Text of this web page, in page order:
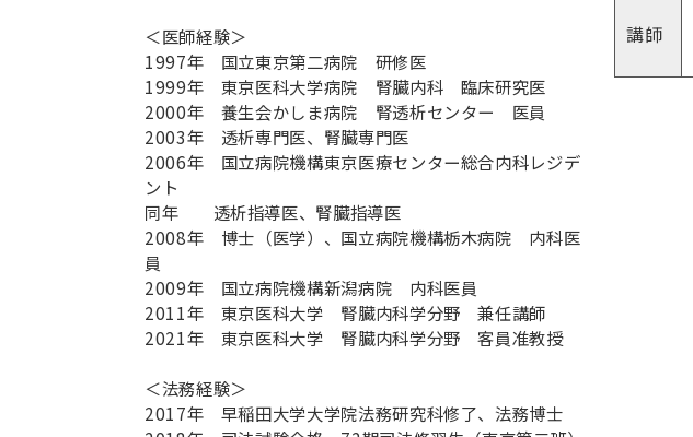
＜医師経験＞
1997年 国立東京第二病院 研修医
1999年 東京医科大学病院 腎臓内科 臨床研究医
2000年 養生会かしま病院 腎透析センター 医員
2003年 透析専門医、腎臓専門医
2006年 国立病院機構東京医療センター総合内科レジデ
ント
同年 透析指導医、腎臓指導医
2008年 博士（医学）、国立病院機構栃木病院 内科医
員
2009年 国立病院機構新潟病院 内科医員
2011年 東京医科大学 腎臓内科学分野 兼任講師
2021年 東京医科大学 腎臓内科学分野 客員准教授
＜法務経験＞
2017年 早稲田大学大学院法務研究科修了、法務博士
講師